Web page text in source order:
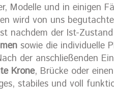
Modelle und in einigen
wird von uns
nachdem der Ist-
sowie die individuelle
der anschließenden
Krone, Brücke oder
stabiles und voll